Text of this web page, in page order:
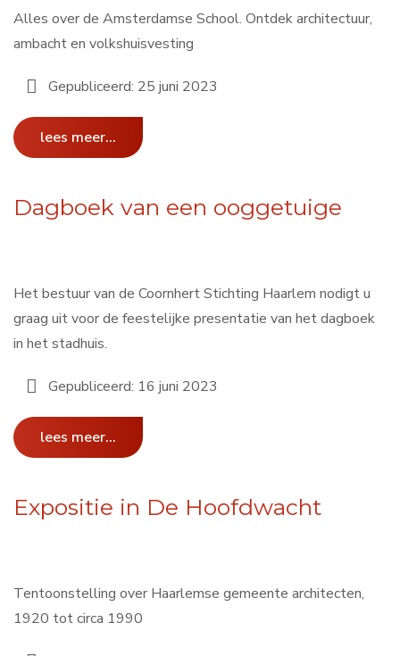
Alles over de Amsterdamse School. Ontdek architectuur,
ambacht en volkshuisvesting
Gepubliceerd: 25 juni 2023
lees meer...
Dagboek van een ooggetuige
Het bestuur van de Coornhert Stichting Haarlem nodigt u
graag uit voor de feestelijke presentatie van het dagboek
in het stadhuis.
Gepubliceerd: 16 juni 2023
lees meer...
Expositie in De Hoofdwacht
Tentoonstelling over Haarlemse gemeente architecten,
1920 tot circa 1990